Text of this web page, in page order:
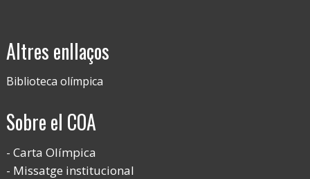
Altres enllaços
Biblioteca olímpica
Sobre el COA
Carta Olímpica
Missatge institucional